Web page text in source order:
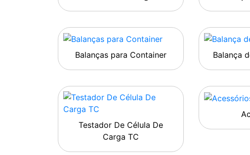
Balanças para Container Balança
Testador De Célula De
Carga TC